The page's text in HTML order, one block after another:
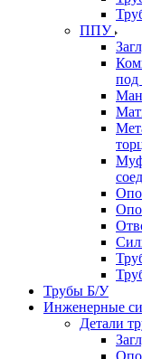
ППУ
под
Трубы Б/У
Инженерные
Детали